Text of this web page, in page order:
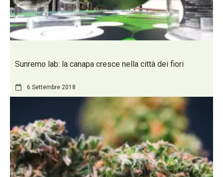
Sunremo lab: la canapa cresce nella città dei fiori
6 Settembre 2018